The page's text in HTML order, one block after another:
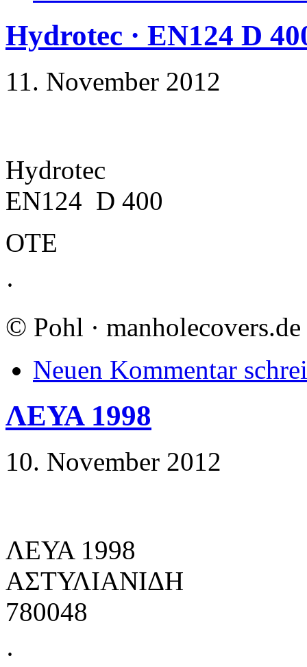
Hydrotec · EN124 D
11. November 2012
Hydrotec
EN124 D 400
ΟΤΕ
·
© Pohl · manholecovers.de
Neuen Kommentar
ΛΕΥΑ 1998
10. November 2012
ΛΕΥΑ 1998
ΑΣΤΥΛΙΑΝΙΔΗ
780048
·